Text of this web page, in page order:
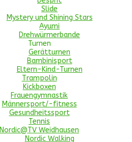
Slide
Mystery und Shining Stars
Ayumi
Drehwürmerbande
Turnen
Gerätturnen
Bambinisport
Eltern-Kind-Turnen
Trampolin
Kickboxen
Frauengymnastik
Männersport/-fitness
Gesundheitssport
Tennis
Nordic@TV Weidhausen
Nordic Walking